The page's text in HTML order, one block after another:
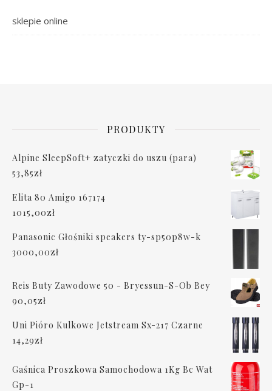
sklepie online
PRODUKTY
Alpine SleepSoft+ zatyczki do uszu (para)
53,85zł
Elita 80 Amigo 167174
1015,00zł
Panasonic Głośniki speakers ty-sp50p8w-k
3000,00zł
Reis Buty Zawodowe 50 - Bryessun-S-Ob Bey
90,05zł
Uni Pióro Kulkowe Jetstream Sx-217 Czarne
14,29zł
Gaśnica Proszkowa Samochodowa 1Kg Bc Wat
Gp-1